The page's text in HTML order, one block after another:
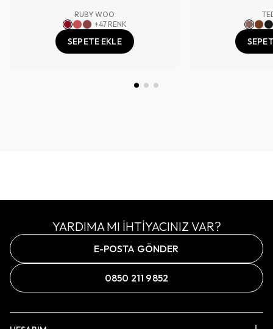
RUBY WOO
+47 RENK
SEPETE EKLE
YARDIMA MI İHTİYACINIZ VAR?
E-POSTA GÖNDER
0850 211 9852